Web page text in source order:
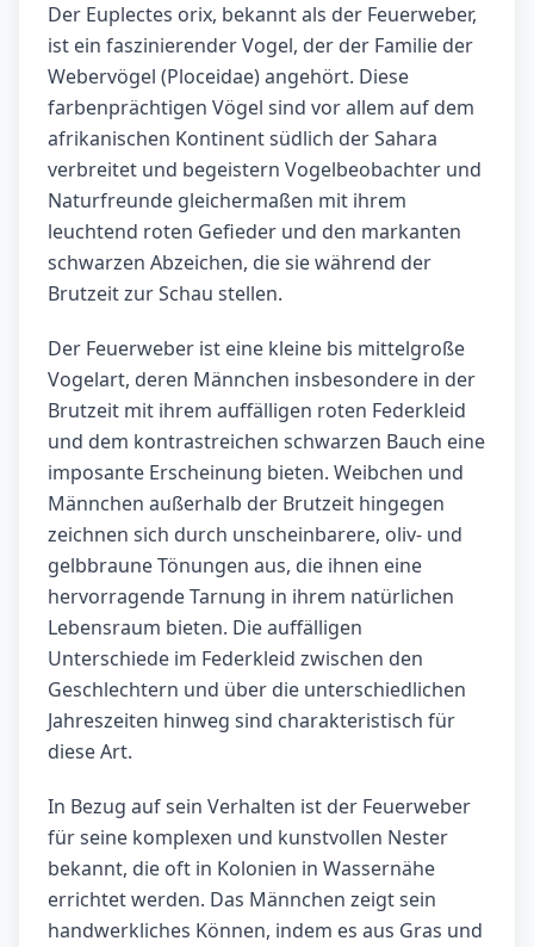
Der Euplectes orix, bekannt als der Feuerweber,
ist ein faszinierender Vogel, der der Familie der
Webervögel (Ploceidae) angehört. Diese
farbenprächtigen Vögel sind vor allem auf dem
afrikanischen Kontinent südlich der Sahara
verbreitet und begeistern Vogelbeobachter und
Naturfreunde gleichermaßen mit ihrem
leuchtend roten Gefieder und den markanten
schwarzen Abzeichen, die sie während der
Brutzeit zur Schau stellen.
Der Feuerweber ist eine kleine bis mittelgroße
Vogelart, deren Männchen insbesondere in der
Brutzeit mit ihrem auffälligen roten Federkleid
und dem kontrastreichen schwarzen Bauch eine
imposante Erscheinung bieten. Weibchen und
Männchen außerhalb der Brutzeit hingegen
zeichnen sich durch unscheinbarere, oliv- und
gelbbraune Tönungen aus, die ihnen eine
hervorragende Tarnung in ihrem natürlichen
Lebensraum bieten. Die auffälligen
Unterschiede im Federkleid zwischen den
Geschlechtern und über die unterschiedlichen
Jahreszeiten hinweg sind charakteristisch für
diese Art.
In Bezug auf sein Verhalten ist der Feuerweber
für seine komplexen und kunstvollen Nester
bekannt, die oft in Kolonien in Wassernähe
errichtet werden. Das Männchen zeigt sein
handwerkliches Können, indem es aus Gras und